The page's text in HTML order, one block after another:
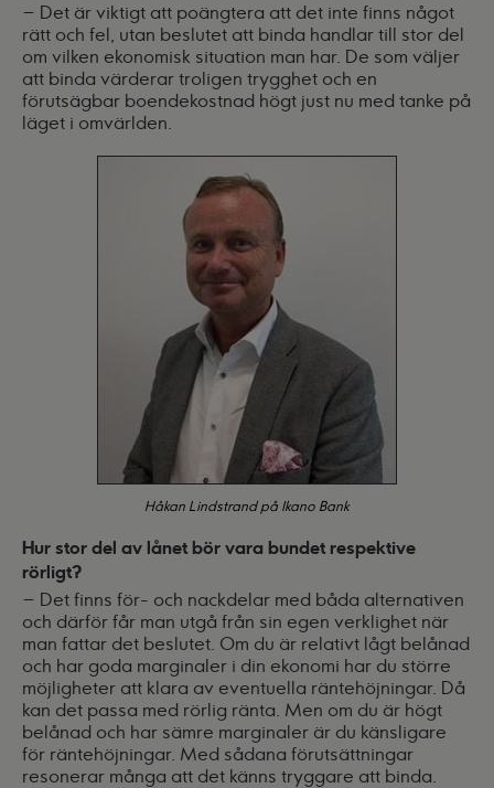
– Det är viktigt att poängtera att det inte finns något
rätt och fel, utan beslutet att binda handlar till stor del
om vilken ekonomisk situation man har. De som väljer
att binda värderar troligen trygghet och en
förutsägbar boendekostnad högt just nu med tanke på
läget i omvärlden.
Håkan Lindstrand på Ikano Bank
Hur stor del av lånet bör vara bundet respektive
rörligt?
– Det finns för- och nackdelar med båda alternativen
och därför får man utgå från sin egen verklighet när
man fattar det beslutet. Om du är relativt lågt belånad
och har goda marginaler i din ekonomi har du större
möjligheter att klara av eventuella räntehöjningar. Då
kan det passa med rörlig ränta. Men om du är högt
belånad och har sämre marginaler är du känsligare
för räntehöjningar. Med sådana förutsättningar
resonerar många att det känns tryggare att binda.